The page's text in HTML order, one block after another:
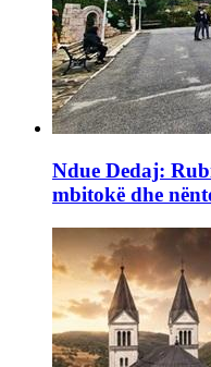
Ndue Dedaj:
mbitokë dhe